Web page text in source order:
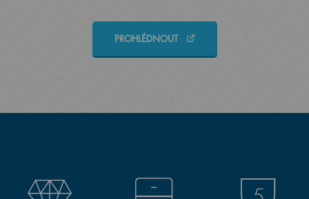
PROHLÉDNOUT